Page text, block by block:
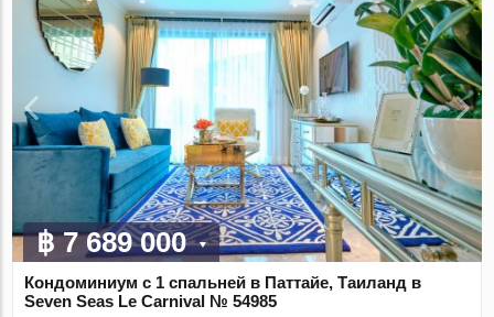
฿ 7 689 000
Кондоминиум с 1 спальней в Паттайе, Таиланд в
Seven Seas Le Carnival № 54985